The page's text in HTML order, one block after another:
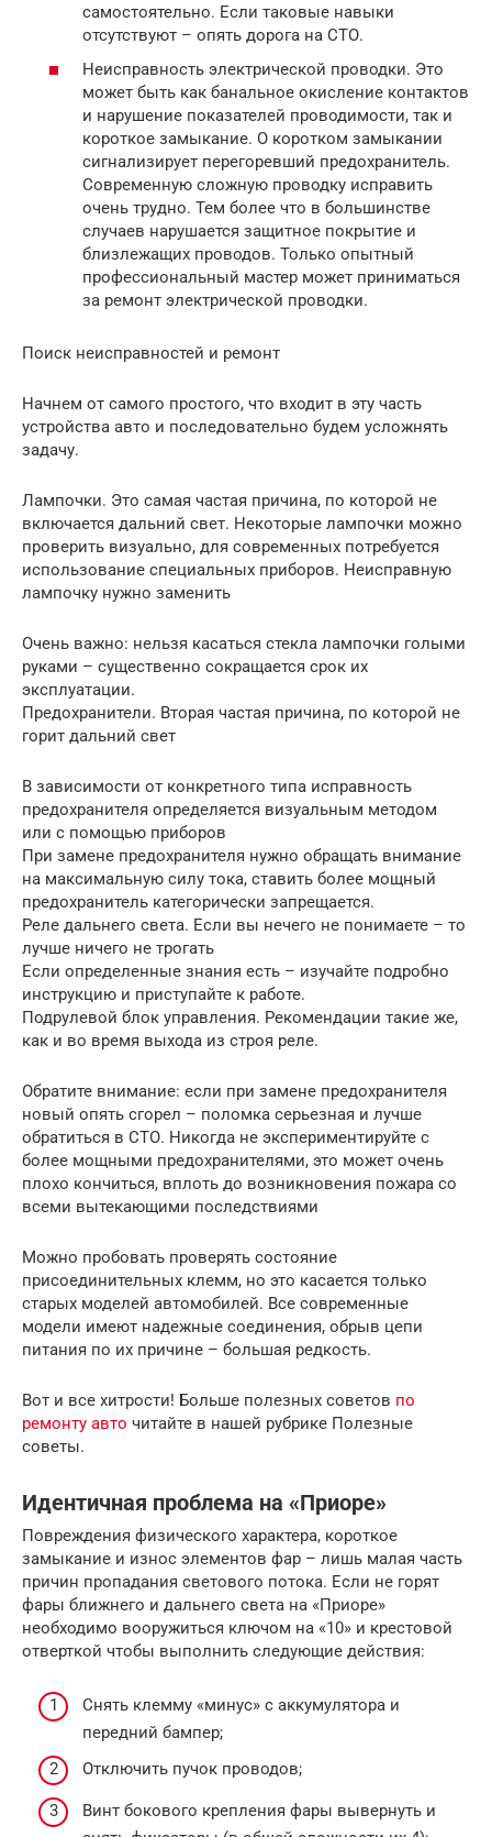
самостоятельно. Если таковые навыки
отсутствуют – опять дорога на СТО.
Неисправность электрической проводки. Это
может быть как банальное окисление контактов
и нарушение показателей проводимости, так и
короткое замыкание. О коротком замыкании
сигнализирует перегоревший предохранитель.
Современную сложную проводку исправить
очень трудно. Тем более что в большинстве
случаев нарушается защитное покрытие и
близлежащих проводов. Только опытный
профессиональный мастер может приниматься
за ремонт электрической проводки.
Поиск неисправностей и ремонт
Начнем от самого простого, что входит в эту часть
устройства авто и последовательно будем усложнять
задачу.
Лампочки. Это самая частая причина, по которой не
включается дальний свет. Некоторые лампочки можно
проверить визуально, для современных потребуется
использование специальных приборов. Неисправную
лампочку нужно заменить
Очень важно: нельзя касаться стекла лампочки голыми
руками – существенно сокращается срок их
эксплуатации.
Предохранители. Вторая частая причина, по которой не
горит дальний свет
В зависимости от конкретного типа исправность
предохранителя определяется визуальным методом
или с помощью приборов
При замене предохранителя нужно обращать внимание
на максимальную силу тока, ставить более мощный
предохранитель категорически запрещается.
Реле дальнего света. Если вы нечего не понимаете – то
лучше ничего не трогать
Если определенные знания есть – изучайте подробно
инструкцию и приступайте к работе.
Подрулевой блок управления. Рекомендации такие же,
как и во время выхода из строя реле.
Обратите внимание: если при замене предохранителя
новый опять сгорел – поломка серьезная и лучше
обратиться в СТО. Никогда не экспериментируйте с
более мощными предохранителями, это может очень
плохо кончиться, вплоть до возникновения пожара со
всеми вытекающими последствиями
Можно пробовать проверять состояние
присоединительных клемм, но это касается только
старых моделей автомобилей. Все современные
модели имеют надежные соединения, обрыв цепи
питания по их причине – большая редкость.
Вот и все хитрости! Больше полезных советов по
ремонту авто читайте в нашей рубрике Полезные
советы.
Идентичная проблема на «Приоре»
Повреждения физического характера, короткое
замыкание и износ элементов фар – лишь малая часть
причин пропадания светового потока. Если не горят
фары ближнего и дальнего света на «Приоре»
необходимо вооружиться ключом на «10» и крестовой
отверткой чтобы выполнить следующие действия:
Снять клемму «минус» с аккумулятора и
передний бампер;
Отключить пучок проводов;
Винт бокового крепления фары вывернуть и